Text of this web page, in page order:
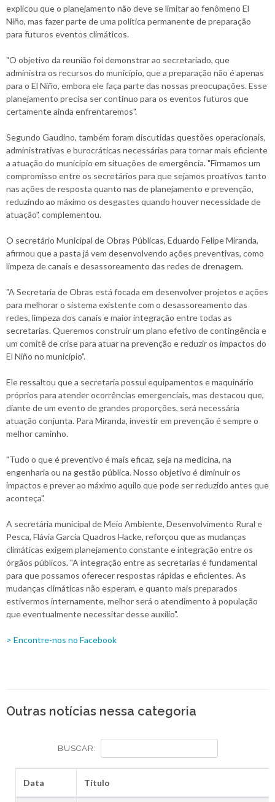
explicou que o planejamento não deve se limitar ao fenômeno El
Niño, mas fazer parte de uma política permanente de preparação
para futuros eventos climáticos.
"O objetivo da reunião foi demonstrar ao secretariado, que
administra os recursos do município, que a preparação não é apenas
para o El Niño, embora ele faça parte das nossas preocupações. Esse
planejamento precisa ser contínuo para os eventos futuros que
certamente ainda enfrentaremos".
Segundo Gaudino, também foram discutidas questões operacionais,
administrativas e burocráticas necessárias para tornar mais eficiente
a atuação do município em situações de emergência. "Firmamos um
compromisso entre os secretários para que sejamos proativos tanto
nas ações de resposta quanto nas de planejamento e prevenção,
reduzindo ao máximo os desgastes quando houver necessidade de
atuação", complementou.
O secretário Municipal de Obras Públicas, Eduardo Felipe Miranda,
afirmou que a pasta já vem desenvolvendo ações preventivas, como
limpeza de canais e desassoreamento das redes de drenagem.
"A Secretaria de Obras está focada em desenvolver projetos e ações
para melhorar o sistema existente com o desassoreamento das
redes, limpeza dos canais e maior integração entre todas as
secretarias. Queremos construir um plano efetivo de contingência e
um comitê de crise para atuar na prevenção e reduzir os impactos do
El Niño no município".
Ele ressaltou que a secretaria possui equipamentos e maquinário
próprios para atender ocorrências emergenciais, mas destacou que,
diante de um evento de grandes proporções, será necessária
atuação conjunta. Para Miranda, investir em prevenção é sempre o
melhor caminho.
"Tudo o que é preventivo é mais eficaz, seja na medicina, na
engenharia ou na gestão pública. Nosso objetivo é diminuir os
impactos e prever ao máximo aquilo que pode ser reduzido antes que
aconteça".
A secretária municipal de Meio Ambiente, Desenvolvimento Rural e
Pesca, Flávia Garcia Quadros Hacke, reforçou que as mudanças
climáticas exigem planejamento constante e integração entre os
órgãos públicos. "A integração entre as secretarias é fundamental
para que possamos oferecer respostas rápidas e eficientes. As
mudanças climáticas não esperam, e quanto mais preparados
estivermos internamente, melhor será o atendimento à população
que eventualmente necessitar desse auxílio".
> Encontre-nos no Facebook
Outras notícias nessa categoria
BUSCAR:
Data Título